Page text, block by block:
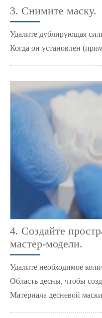
3. Снимите маску.
Удалите дублирующая
Когда он установлен
4. Создайте
мастер-модели.
Удалите необходимое
Область десны, чтобы
Материала десневой маски